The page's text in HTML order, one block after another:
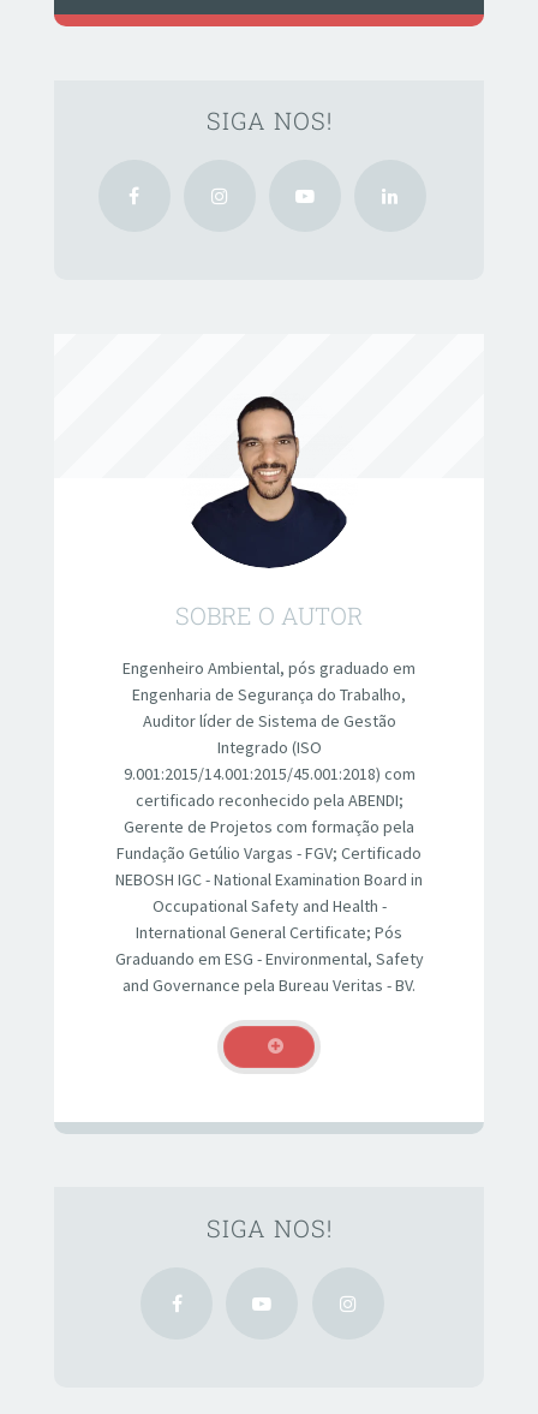
SIGA NOS!
SOBRE O AUTOR
Engenheiro Ambiental, pós graduado em
Engenharia de Segurança do Trabalho,
Auditor líder de Sistema de Gestão
Integrado (ISO
9.001:2015/14.001:2015/45.001:2018) com
certificado reconhecido pela ABENDI;
Gerente de Projetos com formação pela
Fundação Getúlio Vargas - FGV; Certificado
NEBOSH IGC - National Examination Board in
Occupational Safety and Health -
International General Certificate; Pós
Graduando em ESG - Environmental, Safety
and Governance pela Bureau Veritas - BV.
SIGA NOS!